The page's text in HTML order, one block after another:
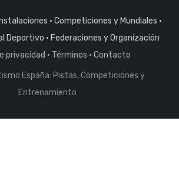
· Competiciones y Mundiales ·
Deportivo · Federaciones y Organización
privacidad · Términos · Contacto
España: Pistas, Competiciones y
Entrenamiento